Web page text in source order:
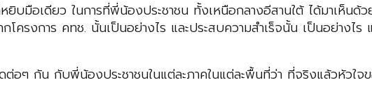
บมือเดียว ในการที่พี่น้องประชาชน ทั้งเหนือกลางอีสานใต้ ได้มาเห็น
โครงการ คทช. นั้นเป็นอย่างไร และประสบความสำเร็จนั้น เป็นอย่างไร
ต่อๆ กัน กับพี่น้องประชาชนในแต่ละภาคในแต่ละพื้นที่ว่า ที่จริงแล้วหัวใ